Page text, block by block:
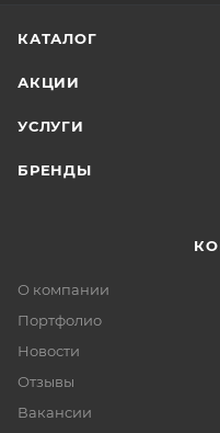
КАТАЛОГ
АКЦИИ
УСЛУГИ
БРЕНДЫ
О компании
Портфолио
Новости
Отзывы
Вакансии